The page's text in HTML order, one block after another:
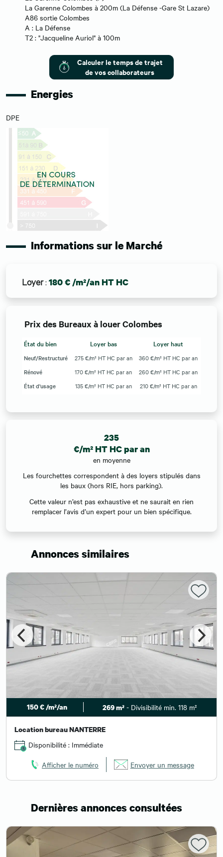
La Garenne Colombes à 200m (La Défense -Gare St Lazare)
A86 sortie Colombes
A : La Défense
T2 : "Jacqueline Auriol" à 100m
Calculer le temps de trajet
de vos collaborateurs
Energies
DPE
Informations sur le Marché
Loyer: 180 € /m²/an HT HC
Prix des Bureaux à louer Colombes
État du bien Loyer bas Loyer haut
Neuf/Restructuré 275 €/m² HT HC par an
360 €/m² HT HC par an
Rénové
170 €/m² HT HC par an
260 €/m² HT HC par an
État d'usage
135 €/m² HT HC par an 210 €/m² HT HC par an
235
€/m² HT HC par an
en moyenne
Les fourchettes correspondent à des loyers stipulés dans
les baux (hors RIE, hors parking).
Cette valeur n’est pas exhaustive et ne saurait en rien
remplacer l’avis d’un expert pour un bien spécifique.
Annonces similaires
150 € /m²/an 269 m²- Divisibilité min. 118 m²
Location bureau NANTERRE
Disponibilité : Immédiate
Afficher le numéro Envoyer un message
Dernières annonces consultées